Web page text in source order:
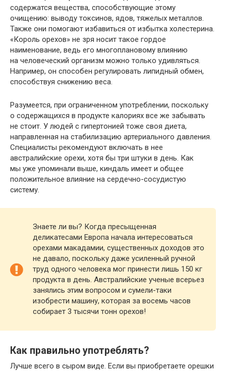
содержатся вещества, способствующие этому
очищению: выводу токсинов, ядов, тяжелых металлов.
Также они помогают избавиться от избытка холестерина.
«Король орехов» не зря носит такое гордое
наименование, ведь его многоплановому влиянию
на человеческий организм можно только удивляться.
Например, он способен регулировать липидный обмен,
способствуя снижению веса.
Разумеется, при ограниченном употреблении, поскольку
о содержащихся в продукте калориях все же забывать
не стоит. У людей с гипертонией тоже своя диета,
направленная на стабилизацию артериального давления.
Специалисты рекомендуют включать в нее
австралийские орехи, хотя бы три штуки в день. Как
мы уже упоминали выше, киндаль имеет и общее
положительное влияние на сердечно-сосудистую
систему.
Знаете ли вы? Когда пресыщенная
деликатесами Европа начала интересоваться
орехами макадамии, существенных доходов это
не давало, поскольку даже усиленный ручной
труд одного человека мог принести лишь 150 кг
продукта в день. Австралийские ученые всерьез
занялись этим вопросом и сумели-таки
изобрести машину, которая за восемь часов
собирает 3 тысячи тонн орехов!
Как правильно употреблять?
Лучше всего в сыром виде. Если вы приобретаете орешки